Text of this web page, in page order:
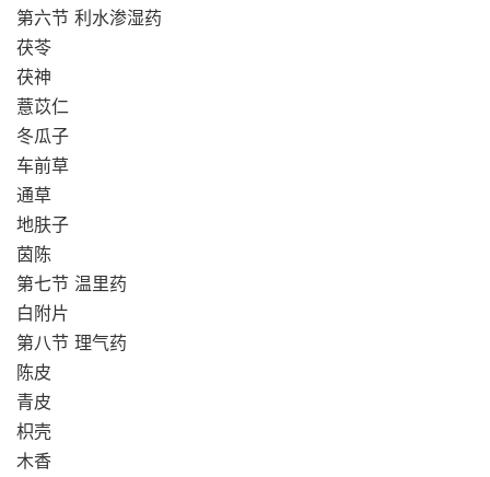
第六节 利水渗湿药
茯苓
茯神
薏苡仁
冬瓜子
车前草
通草
地肤子
茵陈
第七节 温里药
白附片
第八节 理气药
陈皮
青皮
枳壳
木香